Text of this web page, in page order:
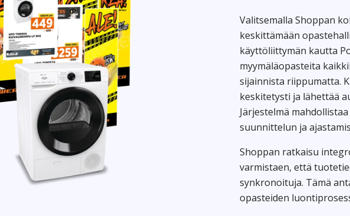
Valitsemalla Shoppan
keskittämään
käyttöliittymän kautta
myymäläopasteita
sijainnista riippumatta.
keskitetysti ja lähettää
Järjestelmä
suunnittelun ja
Shoppan ratkaisu
varmistaen, että
synkronoituja. Tämä
opasteiden